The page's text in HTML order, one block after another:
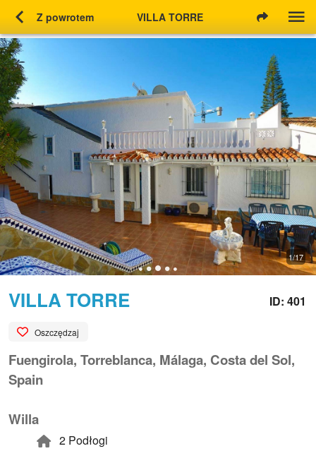
chevron_left Z powrotem VILLA TORRE
1/17
VILLA TORRE
Oszczędzaj
ID: 401
Fuengirola, Torreblanca, Málaga, Costa del Sol,
Spain
Willa
2 Podłogi